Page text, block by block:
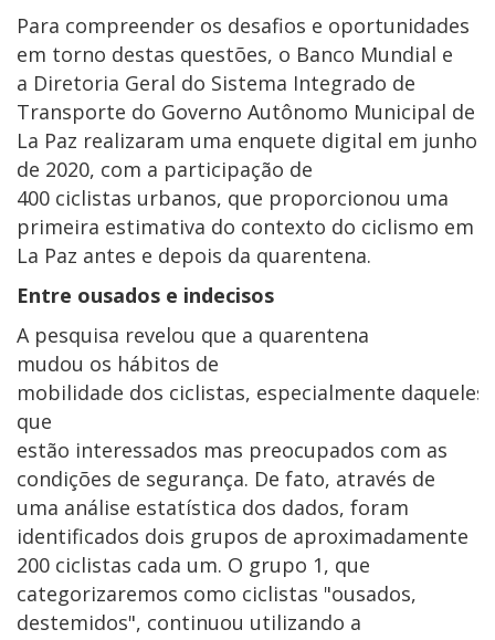
Para compreender os desafios e oportunidades
em torno destas questões, o Banco Mundial e
a Diretoria Geral do Sistema Integrado de
Transporte do Governo Autônomo Municipal de
La Paz realizaram uma enquete digital em junho
de 2020, com a participação de
400 ciclistas urbanos, que proporcionou uma
primeira estimativa do contexto do ciclismo em
La Paz antes e depois da quarentena.
Entre ousados e indecisos
A pesquisa revelou que a quarentena
mudou os hábitos de
mobilidade dos ciclistas, especialmente daqueles
que
estão interessados mas preocupados com as
condições de segurança. De fato, através de
uma análise estatística dos dados, foram
identificados dois grupos de aproximadamente
200 ciclistas cada um. O grupo 1, que
categorizaremos como ciclistas "ousados,
destemidos", continuou utilizando a